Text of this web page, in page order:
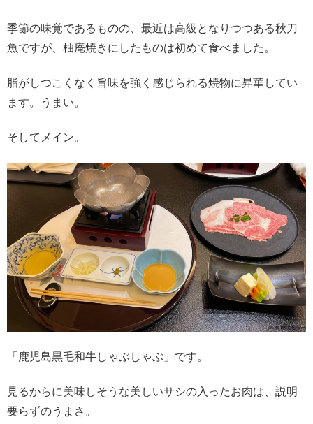
季節の味覚であるものの、最近は高級となりつつある秋刀
魚ですが、柚庵焼きにしたものは初めて食べました。
脂がしつこくなく旨味を強く感じられる焼物に昇華してい
ます。うまい。
そしてメイン。
「鹿児島黒毛和牛しゃぶしゃぶ」です。
見るからに美味しそうな美しいサシの入ったお肉は、説明
要らずのうまさ。